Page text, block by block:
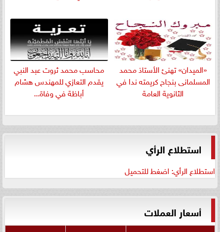
«الميدان» تهنئ الأستاذ محمد
المسلمانى بنجاح كريمته ندا في
الثانوية العامة
​محاسب محمد ثروت عبد النبي
يقدم التعازي للمهندس هشام
أباظة في وفاة...
استطلاع الرأي
استطلاع الرأي: اضغط للتحميل
أسعار العملات